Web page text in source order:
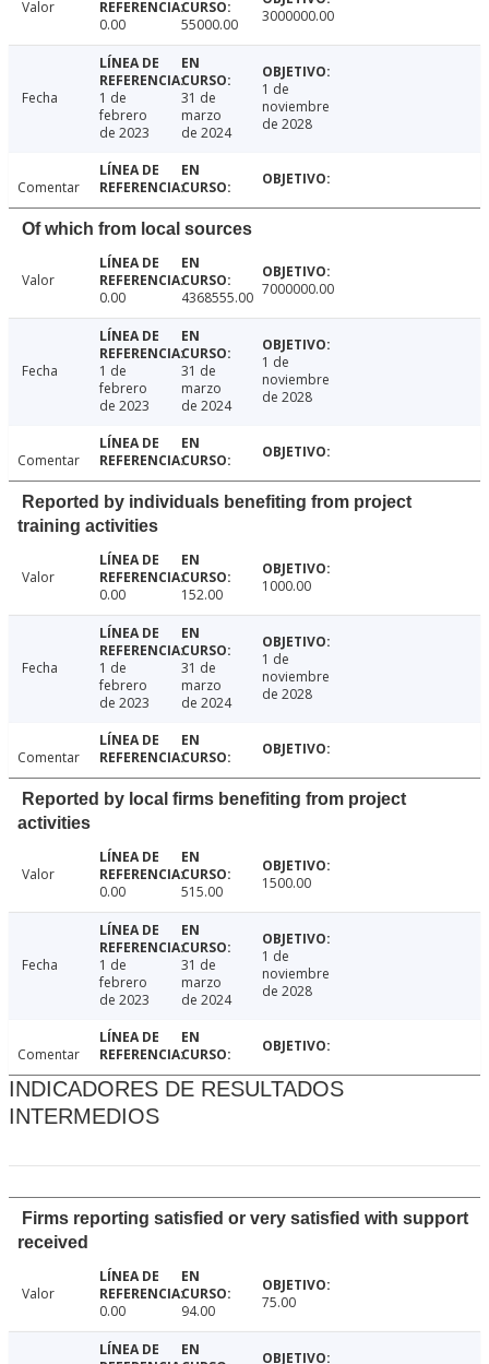
Valor
0.00
55000.00 3000000.00
Fecha
1 de
febrero
de 2023
31 de
marzo
de 2024
1 de
noviembre
de 2028
Comentar
Of which from local sources
Valor
0.00
4368555.00 7000000.00
Fecha
1 de
febrero
de 2023
31 de
marzo
de 2024
1 de
noviembre
de 2028
Comentar
Reported by individuals benefiting from project
training activities
Valor
0.00
152.00 1000.00
Fecha
1 de
febrero
de 2023
31 de
marzo
de 2024
1 de
noviembre
de 2028
Comentar
Reported by local firms benefiting from project
activities
Valor
0.00
515.00 1500.00
Fecha
1 de
febrero
de 2023
31 de
marzo
de 2024
1 de
noviembre
de 2028
Comentar
INDICADORES DE RESULTADOS
INTERMEDIOS
Firms reporting satisfied or very satisfied with support
received
Valor
0.00
94.00 75.00